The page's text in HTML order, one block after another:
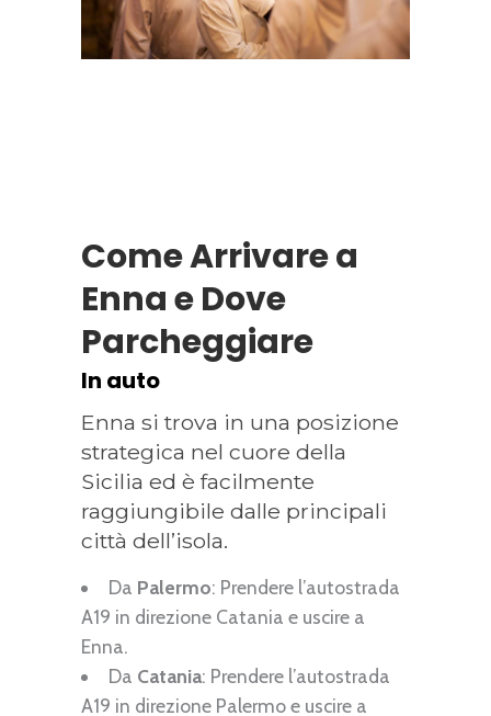
Come Arrivare a
Enna e Dove
Parcheggiare
In auto
Enna si trova in una posizione
strategica nel cuore della
Sicilia ed è facilmente
raggiungibile dalle principali
città dell’isola.
Da Palermo: Prendere l’autostrada
A19 in direzione Catania e uscire a
Enna.
Da Catania: Prendere l’autostrada
A19 in direzione Palermo e uscire a